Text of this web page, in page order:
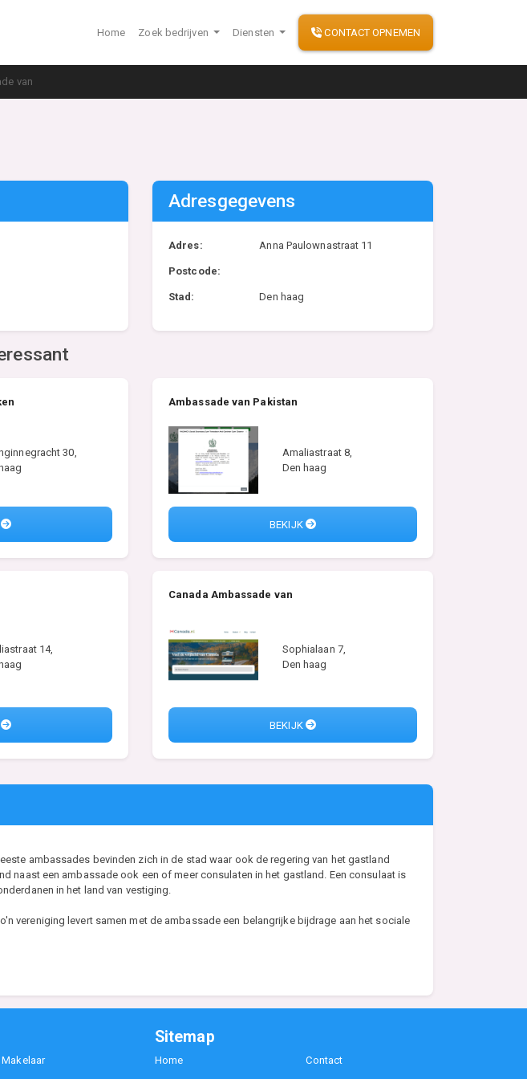
Home Zoek bedrijven Diensten CONTACT OPNEMEN
van
Adresgegevens
Adres: Anna Paulownastraat 11
Postcode:
Stad: Den haag
30,
Ambassade van Pakistan
Amaliastraat 8,
Den haag
BEKIJK
14,
Canada Ambassade van
Sophialaan 7,
Den haag
BEKIJK
ambassades bevinden zich in de stad waar ook de regering van het gastland
naast een ambassade ook een of meer consulaten in het gastland. Een consulaat is
in het land van vestiging.
vereniging levert samen met de ambassade een belangrijke bijdrage aan het sociale
Makelaar
Sitemap
Home Contact